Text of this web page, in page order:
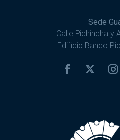
Sede
Calle Pichincha y
Edificio Banco